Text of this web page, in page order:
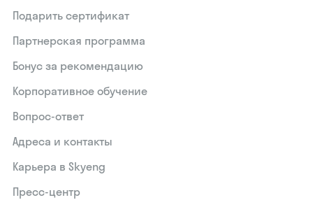
Подарить сертификат
Партнерская программа
Бонус за рекомендацию
Корпоративное обучение
Вопрос-ответ
Адреса и контакты
Карьера в Skyeng
Пресс-центр